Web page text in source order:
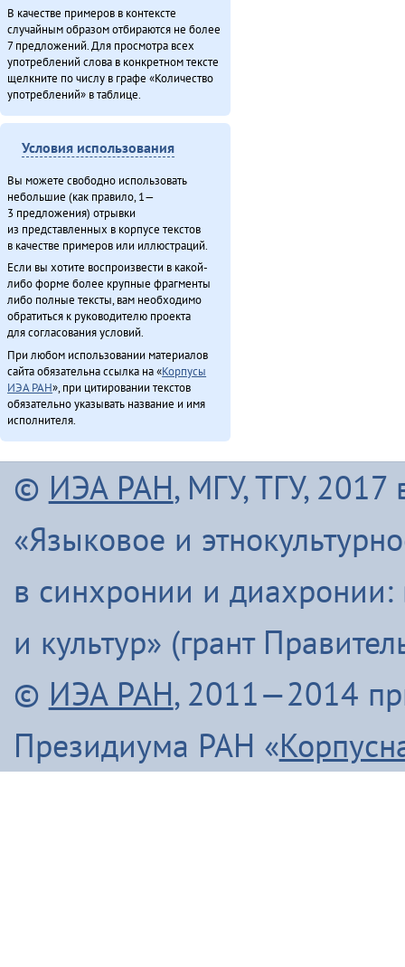
В качестве примеров в контексте
случайным образом отбираются не более
7 предложений. Для просмотра всех
употреблений слова в конкретном тексте
щелкните по числу в графе «Количество
употреблений» в таблице.
Условия использования
Вы можете свободно использовать
небольшие (как правило, 1—
3 предложения) отрывки
из представленных в корпусе текстов
в качестве примеров или иллюстраций.
Если вы хотите воспроизвести в какой-
либо форме более крупные фрагменты
либо полные тексты, вам необходимо
обратиться к руководителю проекта
для согласования условий.
При любом использовании материалов
сайта обязательна ссылка на «Корпусы
ИЭА РАН», при цитировании текстов
обязательно указывать название и имя
исполнителя.
© ИЭА РАН, МГУ, ТГУ, 2017
«Языковое и
в синхронии и диахронии:
и культур» (грант
© ИЭА РАН, 2011—2014
Президиума РАН «